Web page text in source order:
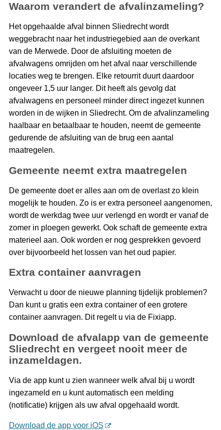
Waarom verandert de afvalinzameling?
Het opgehaalde afval binnen Sliedrecht wordt
weggebracht naar het industriegebied aan de overkant
van de Merwede. Door de afsluiting moeten de
afvalwagens omrijden om het afval naar verschillende
locaties weg te brengen. Elke retourrit duurt daardoor
ongeveer 1,5 uur langer. Dit heeft als gevolg dat
afvalwagens en personeel minder direct ingezet kunnen
worden in de wijken in Sliedrecht. Om de afvalinzameling
haalbaar en betaalbaar te houden, neemt de gemeente
gedurende de afsluiting van de brug een aantal
maatregelen.
Gemeente neemt extra maatregelen
De gemeente doet er alles aan om de overlast zo klein
mogelijk te houden. Zo is er extra personeel aangenomen,
wordt de werkdag twee uur verlengd en wordt er vanaf de
zomer in ploegen gewerkt. Ook schaft de gemeente extra
materieel aan. Ook worden er nog gesprekken gevoerd
over bijvoorbeeld het lossen van het oud papier.
Extra container aanvragen
Verwacht u door de nieuwe planning tijdelijk problemen?
Dan kunt u gratis een extra container of een grotere
container aanvragen. Dit regelt u via de Fixiapp.
Download de afvalapp van de gemeente
Sliedrecht en vergeet nooit meer de
inzameldagen.
Via de app kunt u zien wanneer welk afval bij u wordt
ingezameld en u kunt automatisch een melding
(notificatie) krijgen als uw afval opgehaald wordt.
Download de app voor iOS